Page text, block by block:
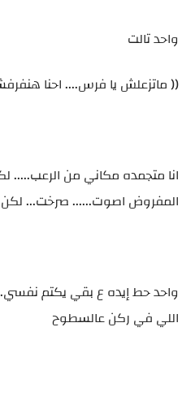
واحد تالت
(( ماتزعلش يا فرس.... احنا
انا متجمده مكاني من الرعب.....
المفروض اصوت...... صرخت... لكن
واحد حط إيده ع بقي يكتم
اللي في ركن عالسطوح